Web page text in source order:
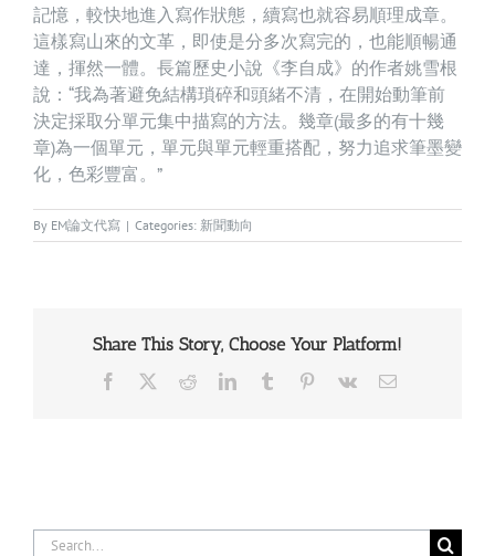
記憶，較快地進入寫作狀態，續寫也就容易順理成章。
這樣寫山來的文革，即使是分多次寫完的，也能順暢通
達，揮然一體。長篇歷史小說《李自成》的作者姚雪根
說：“我為著避免結構瑣碎和頭緒不清，在開始動筆前
決定採取分單元集中描寫的方法。幾章(最多的有十幾
章)為一個單元，單元與單元輕重搭配，努力追求筆墨變
化，色彩豐富。”
By EM論文代寫 | Categories: 新聞動向
Share This Story, Choose Your Platform!
Facebook RedditLinkedInTumblr Pinterest
Vk Email
Search